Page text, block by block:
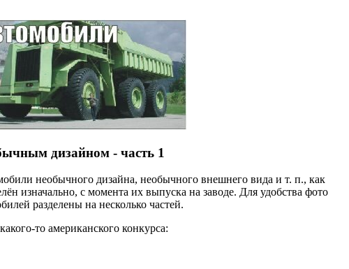
дизайном - часть 1
необычного дизайна, необычного внешнего вида и т. п., как
изначально, с момента их выпуска на заводе. Для удобства фото
разделены на несколько частей.
то американского конкурса: